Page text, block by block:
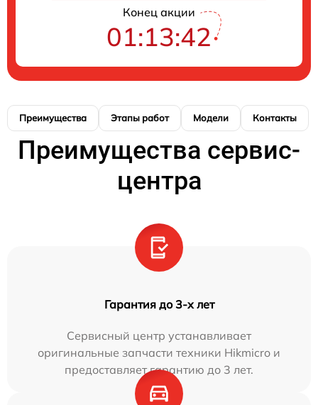
Конец акции
01:13:42
Преимущества Этапы работ Модели Контакты
Преимущества сервис-
центра
Гарантия до 3-х лет
Сервисный центр устанавливает
оригинальные запчасти техники Hikmicro и
предоставляет гарантию до 3 лет.